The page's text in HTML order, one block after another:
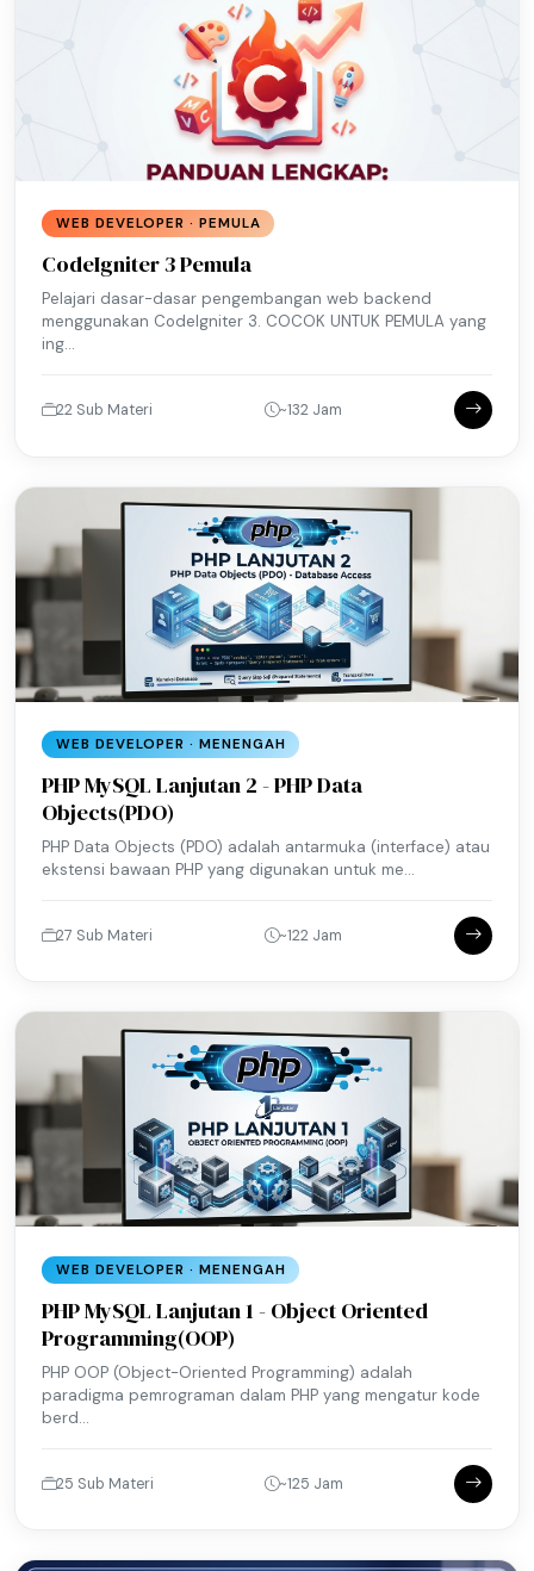
WEB DEVELOPER · PEMULA
CodeIgniter 3 Pemula
Pelajari dasar-dasar pengembangan web backend
menggunakan CodeIgniter 3. COCOK UNTUK PEMULA yang
ing...
22 Sub Materi ~132 Jam
WEB DEVELOPER · MENENGAH
PHP MySQL Lanjutan 2 - PHP Data
Objects(PDO)
PHP Data Objects (PDO) adalah antarmuka (interface) atau
ekstensi bawaan PHP yang digunakan untuk me...
27 Sub Materi ~122 Jam
WEB DEVELOPER · MENENGAH
PHP MySQL Lanjutan 1 - Object Oriented
Programming(OOP)
PHP OOP (Object-Oriented Programming) adalah
paradigma pemrograman dalam PHP yang mengatur kode
berd...
25 Sub Materi ~125 Jam